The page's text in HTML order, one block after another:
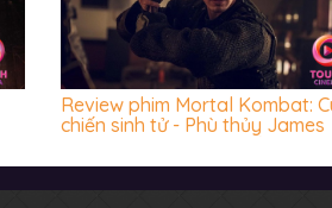
Review phim Mortal Kombat:
chiến sinh tử - Phù thủy James
thất vọng